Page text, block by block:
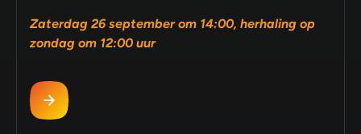
Zaterdag 26 september om 14:00, herhaling op
zondag om 12:00 uur